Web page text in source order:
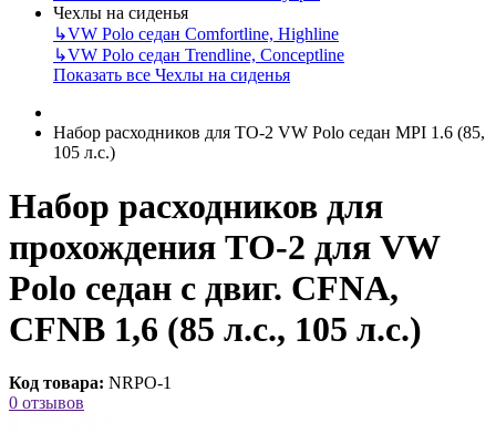
Чехлы на сиденья
↳VW Polo седан Comfortline, Highline
↳VW Polo седан Trendline, Conceptline
Показать все Чехлы на сиденья
Набор расходников для ТО-2 VW Polo седан MPI 1.6 (85,
105 л.с.)
Набор расходников для
прохождения ТО-2 для VW
Polo седан с двиг. CFNA,
CFNB 1,6 (85 л.с., 105 л.с.)
Код товара: NRPO-1
0 отзывов